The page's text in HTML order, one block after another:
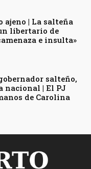
ajeno | La salteña
libertario de
e insulta»
salteño,
nacional | El PJ
de Carolina